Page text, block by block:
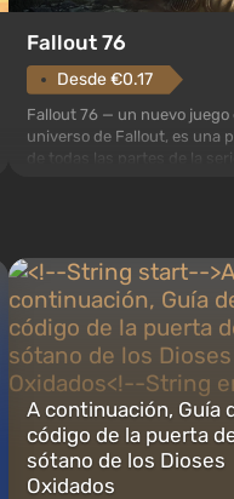
Fallout 76
Desde €0.17
Fallout 76 — un nuevo juego
universo de Fallout, es una
de todas las partes de la
abrirse primero después de
caigan las bombas n...
A continuación, Guía
código de la puerta
sótano de los Dioses
Oxidados